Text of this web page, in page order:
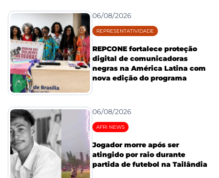
06/08/2026
REPRESENTATIVIDADE
REPCONE fortalece proteção
digital de comunicadoras
negras na América Latina com
nova edição do programa
06/08/2026
AFRI NEWS
Jogador morre após ser
atingido por raio durante
partida de futebol na Tailândia